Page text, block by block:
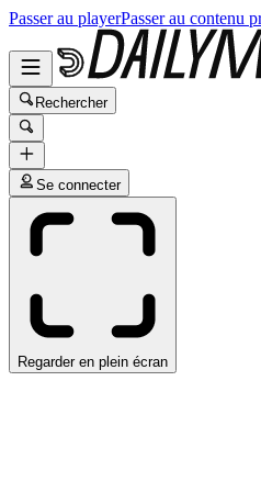
Passer au playerPasser au contenu
Rechercher
Se connecter
Regarder en plein écran